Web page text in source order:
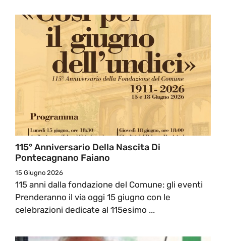
115° Anniversario Della Nascita Di
Pontecagnano Faiano
15 Giugno 2026
115 anni dalla fondazione del Comune: gli eventi
Prenderanno il via oggi 15 giugno con le
celebrazioni dedicate al 115esimo ...